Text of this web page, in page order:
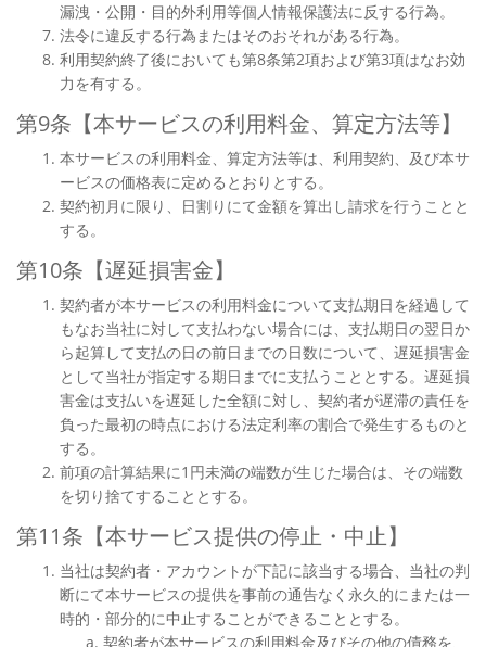
漏洩・公開・目的外利用等個人情報保護法に反する行為。
法令に違反する行為またはそのおそれがある行為。
利用契約終了後においても第8条第2項および第3項はなお効
力を有する。
第9条【本サービスの利用料金、算定方法等】
本サービスの利用料金、算定方法等は、利用契約、及び本サ
ービスの価格表に定めるとおりとする。
契約初月に限り、日割りにて金額を算出し請求を行うことと
する。
第10条【遅延損害金】
契約者が本サービスの利用料金について支払期日を経過して
もなお当社に対して支払わない場合には、支払期日の翌日か
ら起算して支払の日の前日までの日数について、遅延損害金
として当社が指定する期日までに支払うこととする。遅延損
害金は支払いを遅延した全額に対し、契約者が遅滞の責任を
負った最初の時点における法定利率の割合で発生するものと
する。
前項の計算結果に1円未満の端数が生じた場合は、その端数
を切り捨てすることとする。
第11条【本サービス提供の停止・中止】
当社は契約者・アカウントが下記に該当する場合、当社の判
断にて本サービスの提供を事前の通告なく永久的にまたは一
時的・部分的に中止することができることとする。
契約者が本サービスの利用料金及びその他の債務を、